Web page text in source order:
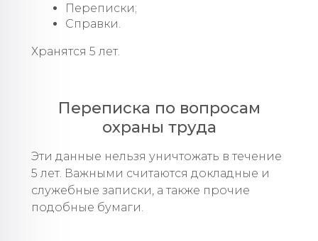
Переписки;
Справки.
Хранятся 5 лет.
Переписка по вопросам
охраны труда
Эти данные нельзя уничтожать в течение
5 лет. Важными считаются докладные и
служебные записки, а также прочие
подобные бумаги.